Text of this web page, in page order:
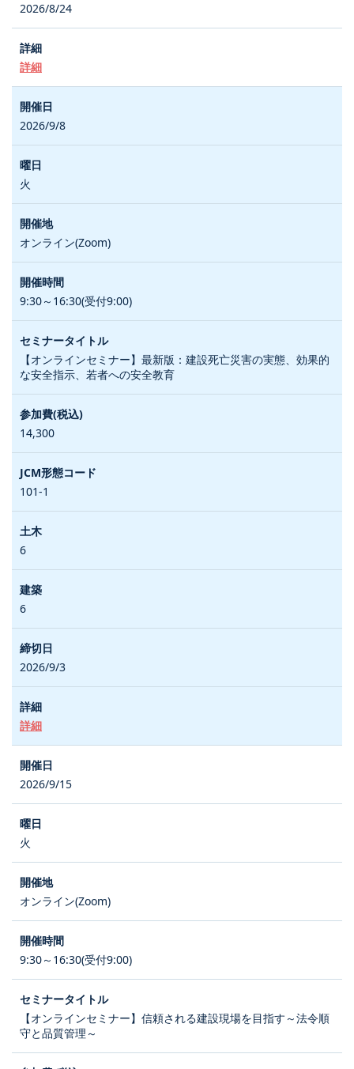
2026/8/24
詳細
2026/9/8
火
オンライン(Zoom)
9:30～16:30(受付9:00)
【オンラインセミナー】最新版：建設死亡災害の実態、効果的
な安全指示、若者への安全教育
14,300
101-1
6
6
2026/9/3
詳細
2026/9/15
火
オンライン(Zoom)
9:30～16:30(受付9:00)
【オンラインセミナー】信頼される建設現場を目指す～法令順
守と品質管理～